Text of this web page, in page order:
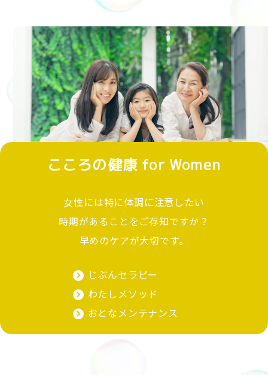
こころの健康 for Women
女性には特に体調に注意したい
時期があることをご存知ですか？
早めのケアが大切です。
じぶんセラピー
わたしメソッド
おとなメンテナンス